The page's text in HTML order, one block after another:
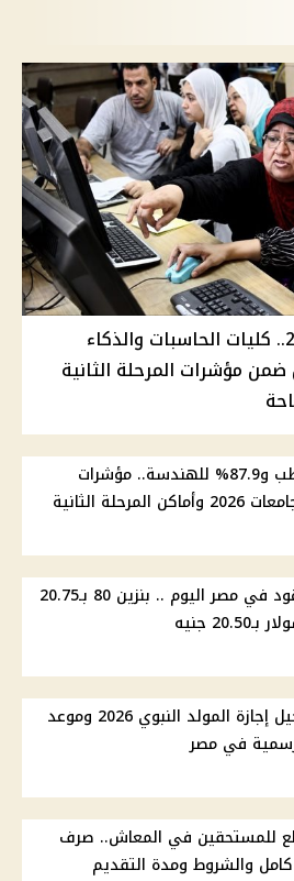
تنسيق الجامعات 2026.. كليات الحاسبات والذكاء
مؤشرات المرحلة الثانية
92.8% للطب و87.9% للهندسة.. مؤشرات
الثانية
أسعار الوقود في مصر اليوم .. بنزين 80 بـ20.75
جنيه
موقف ترحيل إجازة المولد النبوي 2026 وموعد
في مصر
للمستحقين في المعاش.. صرف
والشروط ومدة التقديم